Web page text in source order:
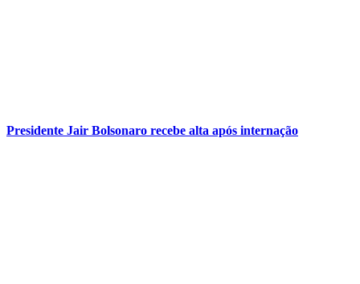
Presidente Jair Bolsonaro recebe alta após internação